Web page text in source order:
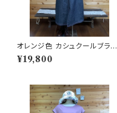
オレンジ色 カシュクールブラウ
ス 202505191322
¥19,800